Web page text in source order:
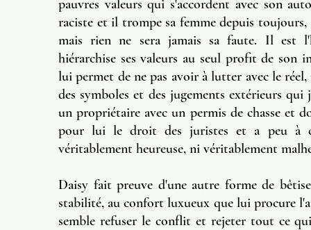
pauvres valeurs qui s'accordent avec son
raciste et il trompe sa femme depuis
mais rien ne sera jamais sa faute. Il est
hiérarchise ses valeurs au seul profit de son
lui permet de ne pas avoir à lutter avec le
des symboles et des jugements extérieurs
un propriétaire avec un permis de chasse et
pour lui le droit des juristes et a peu à
véritablement heureuse, ni véritablement
Daisy fait preuve d'une autre forme de
stabilité, au confort luxueux que lui procure
semble refuser le conflit et rejeter tout ce